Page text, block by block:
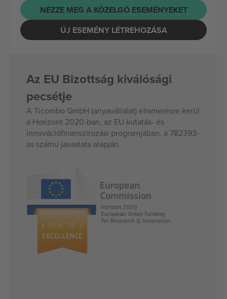
NÉZZE MEG A KÖZELGŐ ESEMÉNYEKET
ÚJ ESEMÉNY LÉTREHOZÁSA
Az EU Bizottság kiválósági
pecsétje
A Ticombo GmbH (anyavállalat) elismerésre kerül
a Horizont 2020-ban, az EU kutatás- és
innovációfinanszírozási programjában, a 782393-
as számú javaslata alapján.